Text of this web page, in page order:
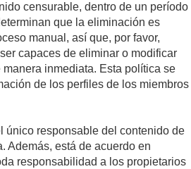
censurable, dentro de un período
que la eliminación es
manual, así que, por favor,
capaces de eliminar o modificar
inmediata. Esta política se
de los perfiles de los miembros
único responsable del contenido de
Además, está de acuerdo en
responsabilidad a los propietarios